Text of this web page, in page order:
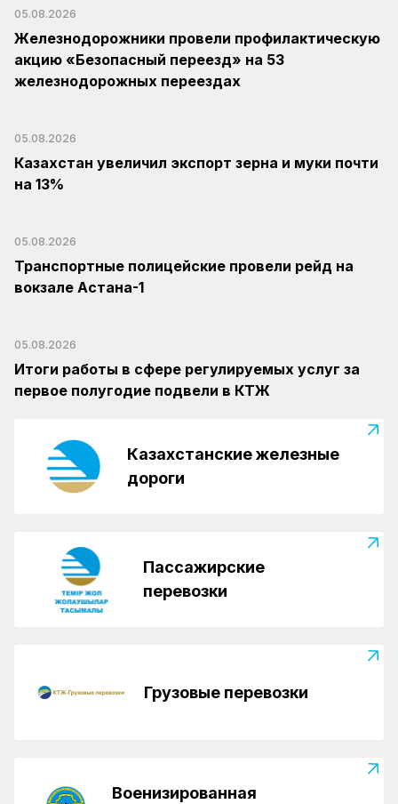
05.08.2026
Железнодорожники провели профилактическую
акцию «Безопасный переезд» на 53
железнодорожных переездах
05.08.2026
Казахстан увеличил экспорт зерна и муки почти
на 13%
05.08.2026
Транспортные полицейские провели рейд на
вокзале Астана-1
05.08.2026
Итоги работы в сфере регулируемых услуг за
первое полугодие подвели в КТЖ
Казахстанские железные
дороги
Пассажирские
перевозки
Грузовые перевозки
Военизированная